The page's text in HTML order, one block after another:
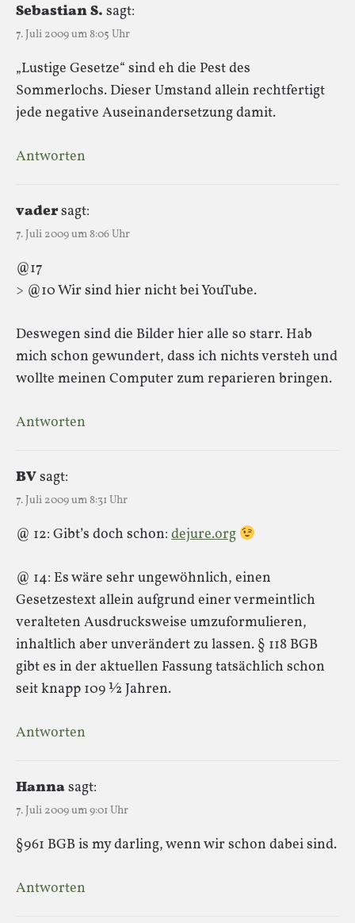
Sebastian S. sagt:
7. Juli 2009 um 8:05 Uhr
„Lustige Gesetze“ sind eh die Pest des
Sommerlochs. Dieser Umstand allein rechtfertigt
jede negative Auseinandersetzung damit.
Antworten
vadersagt:
7. Juli 2009 um 8:06 Uhr
@17
> @10 Wir sind hier nicht bei YouTube.
Deswegen sind die Bilder hier alle so starr. Hab
mich schon gewundert, dass ich nichts versteh und
wollte meinen Computer zum reparieren bringen.
Antworten
BVsagt:
7. Juli 2009 um 8:31 Uhr
@ 12: Gibt’s doch schon: dejure.org
@ 14: Es wäre sehr ungewöhnlich, einen
Gesetzestext allein aufgrund einer vermeintlich
veralteten Ausdrucksweise umzuformulieren,
inhaltlich aber unverändert zu lassen. § 118 BGB
gibt es in der aktuellen Fassung tatsächlich schon
seit knapp 109 ½ Jahren.
Antworten
Hannasagt:
7. Juli 2009 um 9:01 Uhr
§961 BGB is my darling, wenn wir schon dabei sind.
Antworten